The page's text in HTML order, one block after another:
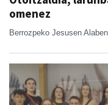
Berrozpeko Jesusen